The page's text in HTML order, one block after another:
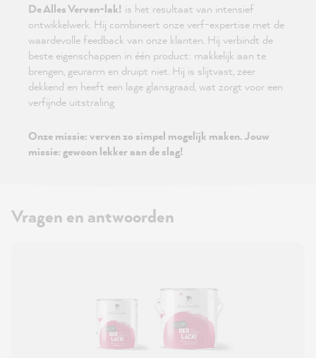
De Alles Verven-lak! is het resultaat van intensief
ontwikkelwerk. Hij combineert onze verf-expertise met de
waardevolle feedback van onze klanten. Hij verbindt de
beste eigenschappen in één product: makkelijk aan te
brengen, geurarm en druipt niet. Hij is slijtvast, zeer
dekkend en heeft een lage glansgraad, wat zorgt voor een
verfijnde uitstraling
Onze missie: verven zo simpel mogelijk maken. Jouw
missie: gewoon lekker aan de slag!
Vragen en antwoorden